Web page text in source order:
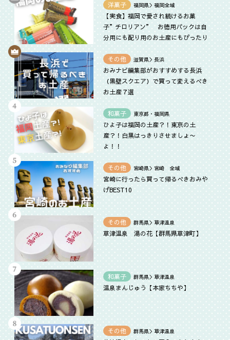
洋菓子 福岡県＞福岡全域
【実食】福岡で愛され続けるお菓
子”チロリアン” お徳用パックは自
分用にも配り用のお土産にもぴったり
その他 滋賀県＞長浜
おみナビ編集部がおすすめする長浜
（黒壁スクエア）で買って変えるべき
お土産７選
和菓子 東京都・福岡県
ひよ子は福岡の土産？！東京の土
産？！白黒はっきりさせましょ〜
よ！！
その他 宮崎県＞宮崎 全域
宮崎に行ったら買って帰るべきおみや
げBEST10
その他 群馬県＞草津温泉
草津温泉 湯の花【群馬県草津町】
和菓子 群馬県＞草津温泉
温泉まんじゅう【本家ちちや】
その他 群馬県＞草津温泉